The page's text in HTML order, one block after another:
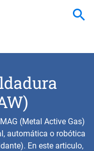
(Metal Active Gas)
automática o robótica
En este articulo,